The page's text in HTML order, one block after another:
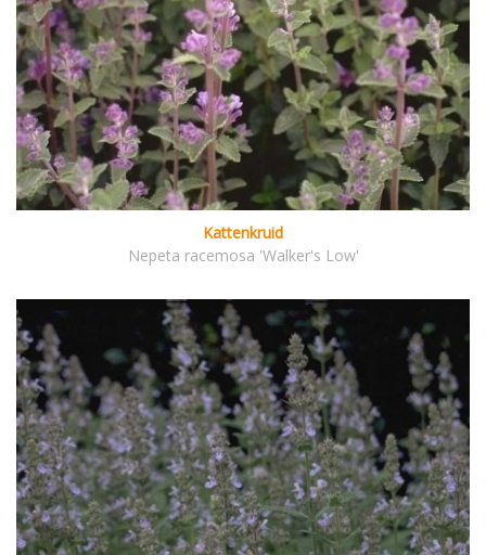
Kattenkruid
Nepeta racemosa 'Walker's Low'